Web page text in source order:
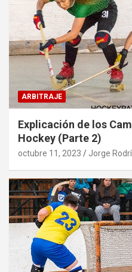
ARBITRAJE
Explicación de los
Hockey (Parte 2)
octubre 11, 2023 Jorge